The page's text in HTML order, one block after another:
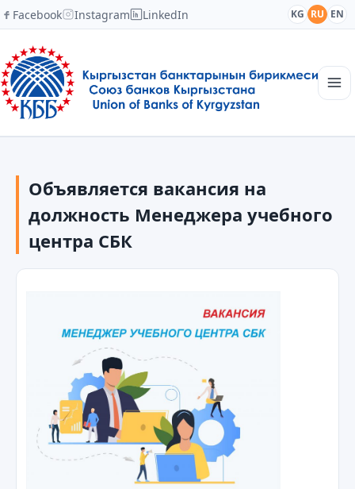
Facebook Instagram LinkedIn KG RU EN
Новости
Академия
Члены и партнеры
Сотрудничество
Контакты
Объявляется вакансия на
должность Менеджера учебного
центра СБК